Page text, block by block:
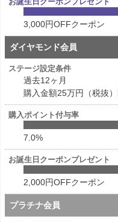
3,000円OFFクーポン
ダイヤモンド会員
過去12ヶ月
購入金額25万円（税抜
7.0%
2,000円OFFクーポン
プラチナ会員